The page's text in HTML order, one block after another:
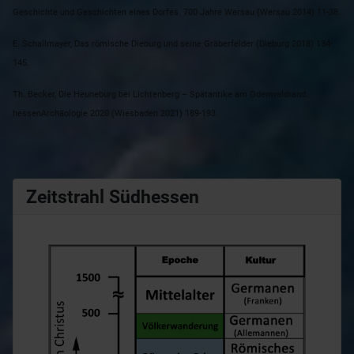
Geschichte und Geschichten eines Dorfes. 700 Jahre Wersau (Wersau 2014) 11-38.
E. Schallmayer, Das römische Dieburg und seine Gräberfelder (Dieburg 2018) 134-
145.
Th. Becker, Die Heuneburg bei Lichtenberg – Spätantike am Odenwaldrand.
hessenArchäologie 2020 (Wiesbaden 2021) 189-193.
Zeitstrahl Südhessen